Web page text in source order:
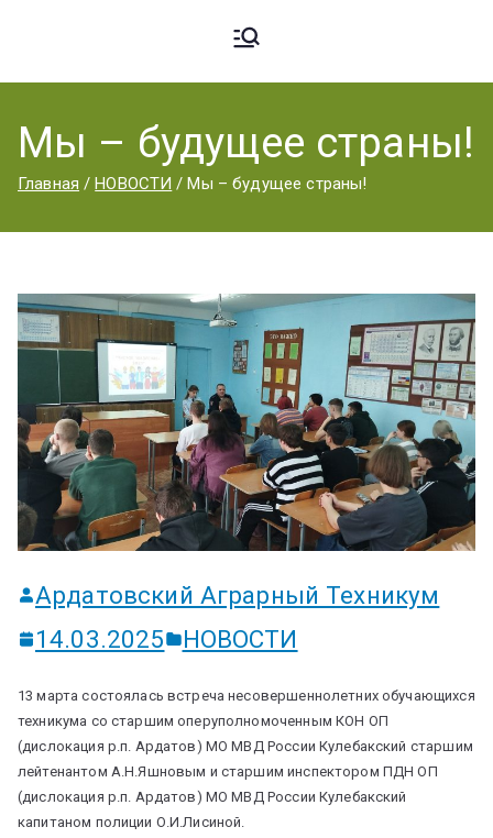
Ардато
вский
Аграрн
ый
Техник
ум
аграрный
техникум».
Мы – будущее страны!
Главная НОВОСТИ Мы – будущее страны!
Ардатовский Аграрный Техникум
14.03.2025
НОВОСТИ
13 марта состоялась встреча несовершеннолетних обучающихся
техникума со старшим оперуполномоченным КОН ОП
(дислокация р.п. Ардатов) МО МВД России Кулебакский старшим
лейтенантом А.Н.Яшновым и старшим инспектором ПДН ОП
(дислокация р.п. Ардатов) МО МВД России Кулебакский
капитаном полиции О.И.Лисиной.